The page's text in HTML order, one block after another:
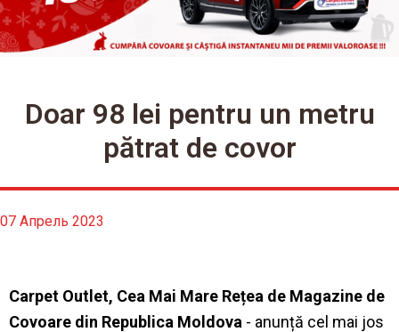
Doar 98 lei pentru un metru
pătrat de covor
07 Апрель 2023
Carpet Outlet, Cea Mai Mare Rețea de Magazine de
Covoare din Republica Moldova - anunță cel mai jos